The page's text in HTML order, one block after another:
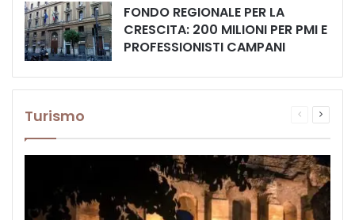
FONDO REGIONALE PER LA
CRESCITA: 200 MILIONI PER PMI E
PROFESSIONISTI CAMPANI
Turismo
Pagina